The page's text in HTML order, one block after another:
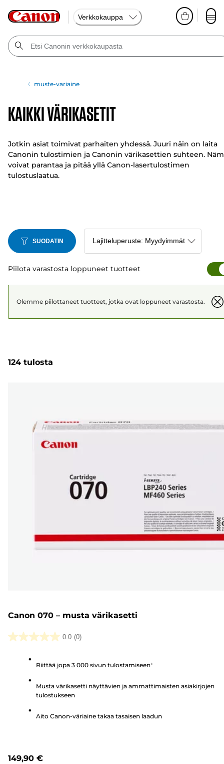
Verkkokauppa
muste-variaine
Kaikki värikasetit
Jotkin asiat toimivat parhaiten yhdessä. Juuri näin on laita
Canonin tulostimien ja Canonin värikasettien suhteen.
voivat parantaa ja pitää yllä Canon-lasertulostimen
tulostuslaatua.
SUODATIN
Piilota varastosta loppuneet tuotteet
Olemme piilottaneet tuotteet, jotka ovat loppuneet varastosta.
124 tulosta
Canon 070 – musta värikasetti
0.0 (0)
0.0/5
Riittää jopa 3 000 sivun tulostamiseen¹
Musta värikasetti näyttävien ja ammattimaisten asiakirjojen
tulostukseen
Aito Canon-väriaine takaa tasaisen laadun
149,90 €